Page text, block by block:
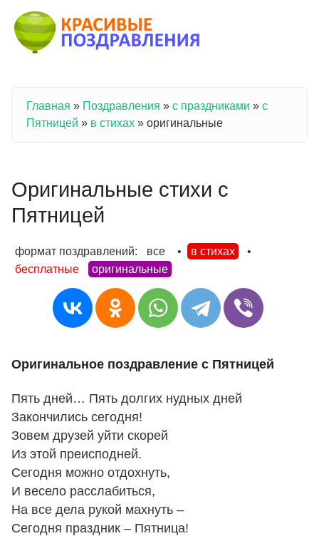
Вы здесь
Главная » Поздравления » с праздниками » с
Пятницей » в стихах » оригинальные
Оригинальные стихи с
Пятницей
формат поздравлений: все • в стихах
•
бесплатные
оригинальные
Оригинальное поздравление с Пятницей
Пять дней… Пять долгих нудных дней
Закончились сегодня!
Зовем друзей уйти скорей
Из этой преисподней.
Сегодня можно отдохнуть,
И весело расслабиться,
На все дела рукой махнуть –
Сегодня праздник – Пятница!